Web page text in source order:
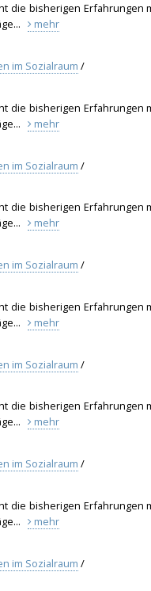
die bisherigen Erfahrungen
mehr
im Sozialraum /
die bisherigen Erfahrungen
mehr
im Sozialraum /
die bisherigen Erfahrungen
mehr
im Sozialraum /
die bisherigen Erfahrungen
mehr
im Sozialraum /
die bisherigen Erfahrungen
mehr
im Sozialraum /
die bisherigen Erfahrungen
mehr
im Sozialraum /